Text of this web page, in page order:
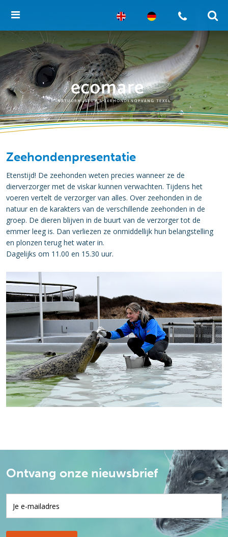
Zeehondenpresentatie
Etenstijd! De zeehonden weten precies wanneer ze de
dierverzorger met de viskar kunnen verwachten. Tijdens het
voeren vertelt de verzorger van alles. Over zeehonden in de
natuur en de karakters van de verschillende zeehonden in de
groep. De dieren blijven in de buurt van de verzorger tot de
emmer leeg is. Dan verliezen ze onmiddellijk hun belangstelling
en plonzen terug het water in.
Dagelijks om 11.00 en 15.30 uur.
Ontvang onze nieuwsbrief